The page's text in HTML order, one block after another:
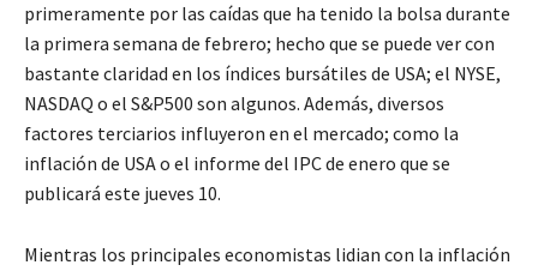
primeramente por las caídas que ha tenido la bolsa durante
la primera semana de febrero; hecho que se puede ver con
bastante claridad en los índices bursátiles de USA; el NYSE,
NASDAQ o el S&P500 son algunos. Además, diversos
factores terciarios influyeron en el mercado; como la
inflación de USA o el informe del IPC de enero que se
publicará este jueves 10.
Mientras los principales economistas lidian con la inflación